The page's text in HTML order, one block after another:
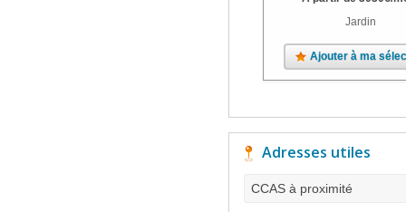
Jardin
Ajouter à ma
Adresses utiles
CCAS à proximité